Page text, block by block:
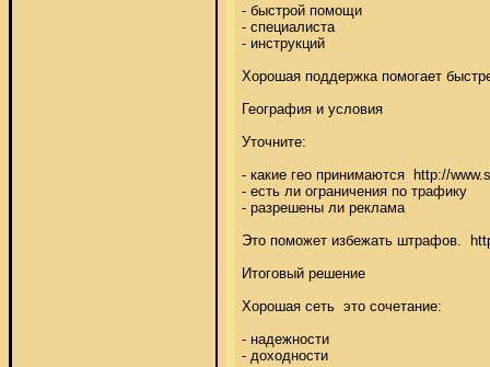
- быстрой помощи
- специалиста
- инструкций
Хорошая поддержка помогает
География и условия
Уточните:
- какие гео принимаются  http://
- есть ли ограничения по трафику
- разрешены ли реклама
Это поможет избежать штрафов.
Итоговый решение
Хорошая сеть  это сочетание:
- надежности
- доходности